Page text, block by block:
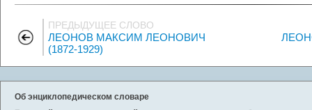
ПРЕДЫДУЩЕЕ СЛОВО
ЛЕОНОВ МАКСИМ ЛЕОНОВИЧ
(1872-1929)
Об энциклопедическом словаре